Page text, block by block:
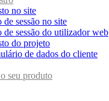
no site
sessão no site
de sessão do utilizador web
do projeto
de dados do cliente
seu produto